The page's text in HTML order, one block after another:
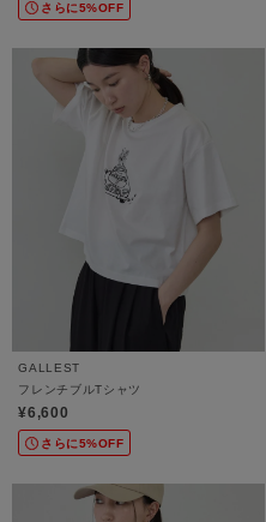
さらに5%OFF
GALLEST
フレンチブルTシャツ
¥6,600
さらに5%OFF